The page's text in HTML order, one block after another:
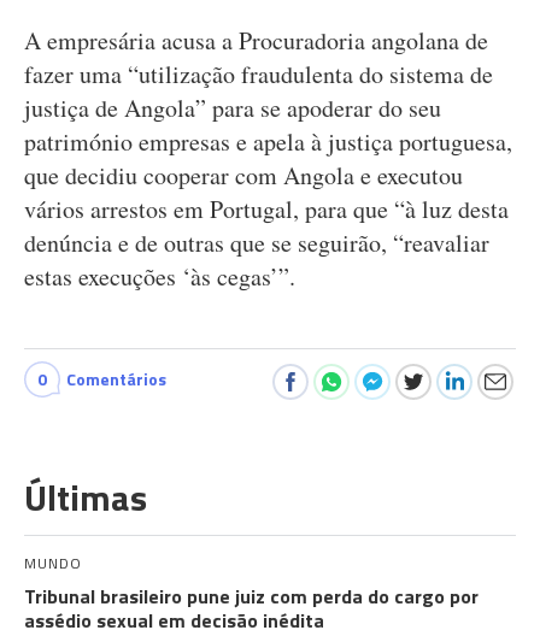
A empresária acusa a Procuradoria angolana de
fazer uma “utilização fraudulenta do sistema de
justiça de Angola” para se apoderar do seu
património empresas e apela à justiça portuguesa,
que decidiu cooperar com Angola e executou
vários arrestos em Portugal, para que “à luz desta
denúncia e de outras que se seguirão, “reavaliar
estas execuções ‘às cegas’”.
0 Comentários
Últimas
MUNDO
Tribunal brasileiro pune juiz com perda do cargo por
assédio sexual em decisão inédita